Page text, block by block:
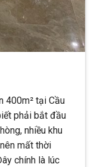
400m² tại Cầu
phải bắt đầu
nhiều khu
mất thời
chính là lúc